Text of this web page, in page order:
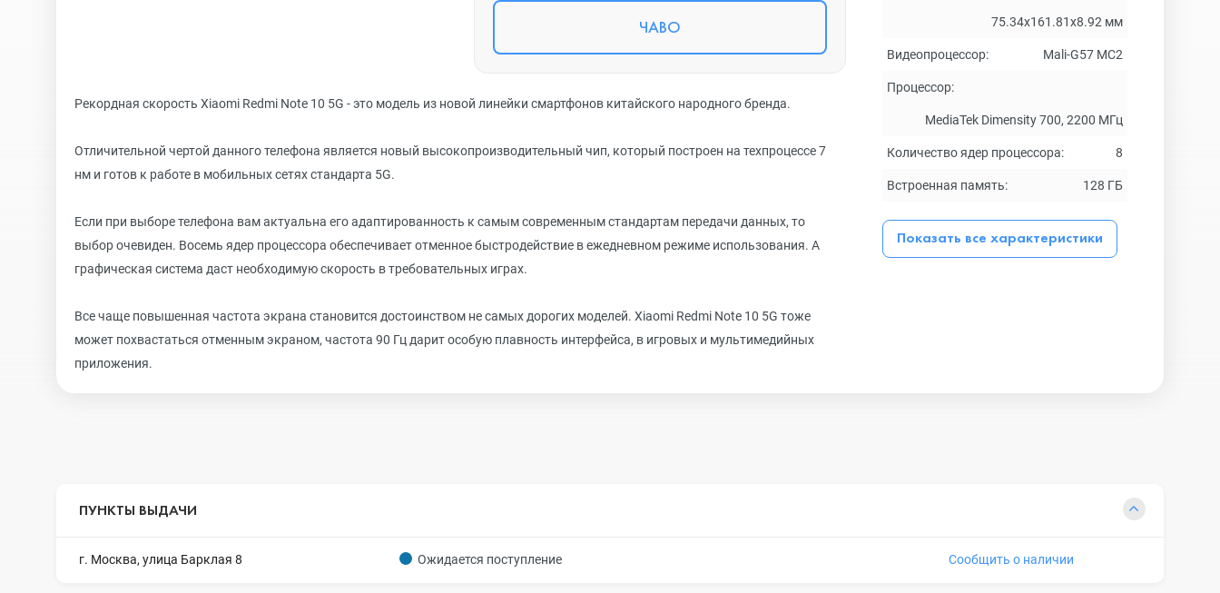
ЧАВО
Рекордная скорость Xiaomi Redmi Note 10 5G - это модель из новой линейки смартфонов китайского народного бренда.
Отличительной чертой данного телефона является новый высокопроизводительный чип, который построен на техпроцессе 7
нм и готов к работе в мобильных сетях стандарта 5G.
Если при выборе телефона вам актуальна его адаптированность к самым современным стандартам передачи данных, то
выбор очевиден. Восемь ядер процессора обеспечивает отменное быстродействие в ежедневном режиме использования. А
графическая система даст необходимую скорость в требовательных играх.
Все чаще повышенная частота экрана становится достоинством не самых дорогих моделей. Xiaomi Redmi Note 10 5G тоже
может похвастаться отменным экраном, частота 90 Гц дарит особую плавность интерфейса, в игровых и мультимедийных
приложения.
75.34x161.81x8.92 мм
Видеопроцессор: Mali-G57 MC2
Процессор:
MediaTek Dimensity 700, 2200 МГц
Количество ядер процессора: 8
Встроенная память: 128 ГБ
Показать все характеристики
ПУНКТЫ ВЫДАЧИ
г. Москва, улица Барклая 8 Ожидается поступление Сообщить о наличии